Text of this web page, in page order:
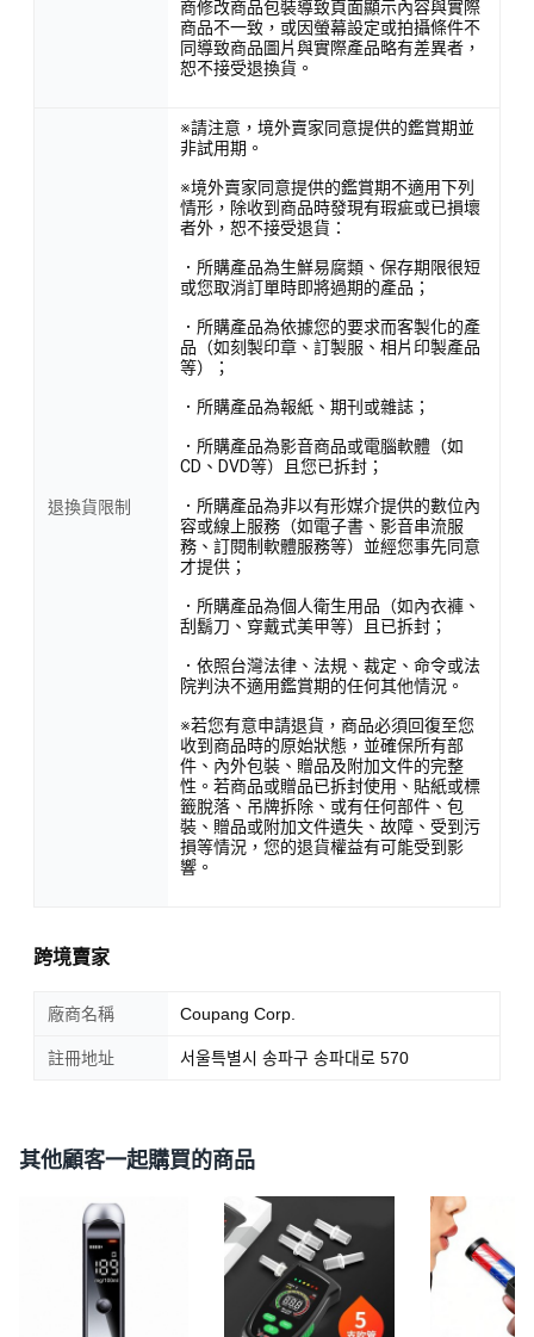
商修改商品包裝導致頁面顯示內容與實際
商品不一致，或因螢幕設定或拍攝條件不
同導致商品圖片與實際產品略有差異者，
恕不接受退換貨。
退換貨限制
※請注意，境外賣家同意提供的鑑賞期並
非試用期。
※境外賣家同意提供的鑑賞期不適用下列
情形，除收到商品時發現有瑕疵或已損壞
者外，恕不接受退貨：
．所購產品為生鮮易腐類、保存期限很短
或您取消訂單時即將過期的產品；
．所購產品為依據您的要求而客製化的產
品（如刻製印章、訂製服、相片印製產品
等）；
．所購產品為報紙、期刊或雜誌；
．所購產品為影音商品或電腦軟體（如
CD、DVD等）且您已拆封；
．所購產品為非以有形媒介提供的數位內
容或線上服務（如電子書、影音串流服
務、訂閱制軟體服務等）並經您事先同意
才提供；
．所購產品為個人衛生用品（如內衣褲、
刮鬍刀、穿戴式美甲等）且已拆封；
．依照台灣法律、法規、裁定、命令或法
院判決不適用鑑賞期的任何其他情況。
※若您有意申請退貨，商品必須回復至您
收到商品時的原始狀態，並確保所有部
件、內外包裝、贈品及附加文件的完整
性。若商品或贈品已拆封使用、貼紙或標
籤脫落、吊牌拆除、或有任何部件、包
裝、贈品或附加文件遺失、故障、受到污
損等情況，您的退貨權益有可能受到影
響。
跨境賣家
廠商名稱 Coupang Corp.
註冊地址 서울특별시 송파구 송파대로 570
其他顧客一起購買的商品